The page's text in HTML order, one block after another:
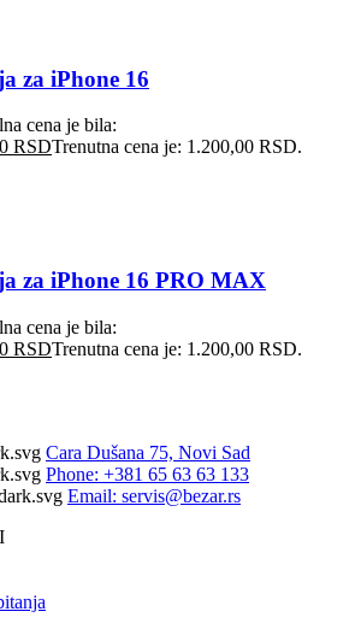
za iPhone 16
cena je bila:
RSDTrenutna cena je: 1.200,00 RSD.
za iPhone 16 PRO MAX
cena je bila:
RSDTrenutna cena je: 1.200,00 RSD.
Cara Dušana 75, Novi Sad
Phone: +381 65 63 63 133
Email: servis@bezar.rs